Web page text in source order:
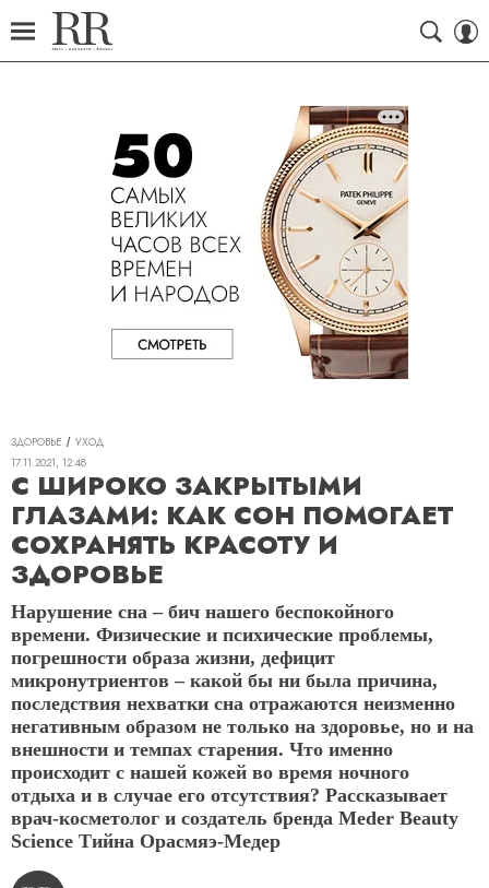
ЗДОРОВЬЕ
УХОД
17.11.2021, 12:48
С ШИРОКО ЗАКРЫТЫМИ
ГЛАЗАМИ: КАК СОН ПОМОГАЕТ
СОХРАНЯТЬ КРАСОТУ И
ЗДОРОВЬЕ
Нарушение сна – бич нашего беспокойного
времени. Физические и психические проблемы,
погрешности образа жизни, дефицит
микронутриентов – какой бы ни была причина,
последствия нехватки сна отражаются неизменно
негативным образом не только на здоровье, но и на
внешности и темпах старения. Что именно
происходит с нашей кожей во время ночного
отдыха и в случае его отсутствия? Рассказывает
врач-косметолог и создатель бренда Meder Beauty
Science Тийна Орасмяэ-Медер